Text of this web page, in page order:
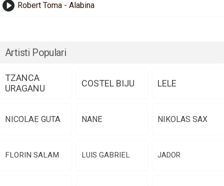
Robert Toma - Alabina
Artisti Populari
TZANCA
URAGANU
COSTEL BIJU LELE
NICOLAE GUTA NANE NIKOLAS SAX
FLORIN SALAM LUIS GABRIEL JADOR